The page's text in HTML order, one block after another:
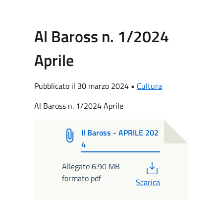
Al Baross n. 1/2024
Aprile
Pubblicato il 30 marzo 2024 • Cultura
Al Baross n. 1/2024 Aprile
Il Baross - APRILE 202
4
Allegato 6.90 MB
formato pdf
Scarica